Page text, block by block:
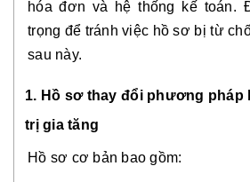
hóa đơn và hệ thống kế toán.
trọng để tránh việc hồ sơ bị từ
sau này.
1. Hồ sơ thay đổi phương pháp
trị gia tăng
Hồ sơ cơ bản bao gồm: